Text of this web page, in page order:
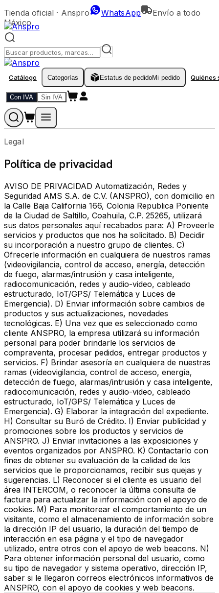
Tienda oficial · Anspro WhatsApp
Envío a todo
México
Catálogo Categorías Estatus de pedidoMi pedido Quiénes
Con IVA Sin IVA
Legal
Política de privacidad
AVISO DE PRIVACIDAD Automatización, Redes y
Seguridad AMS S.A. de C.V. (ANSPRO), con domicilio en
la Calle Baja California 166, Colonia Republica Poniente
de la Ciudad de Saltillo, Coahuila, C.P. 25265, utilizará
sus datos personales aquí recabados para: A) Proveerle
servicios y productos que nos ha solicitado. B) Decidir
su incorporación a nuestro grupo de clientes. C)
Ofrecerle información en cualquiera de nuestros ramas
(videovigilancia, control de acceso, energía, detección
de fuego, alarmas/intrusión y casa inteligente,
radiocomunicación, redes y audio-video, cableado
estructurado, IoT/GPS/ Telemática y Luces de
Emergencia). D) Enviar información sobre cambios de
productos y sus actualizaciones, novedades
tecnológicas. E) Una vez que es seleccionado como
cliente ANSPRO, la empresa utilizará su información
personal para poder brindarle los servicios de
compraventa, procesar pedidos, entregar productos y
servicios. F) Brindar asesoría en cualquiera de nuestras
ramas (videovigilancia, control de acceso, energía,
detección de fuego, alarmas/intrusión y casa inteligente,
radiocomunicación, redes y audio-video, cableado
estructurado, IoT/GPS/ Telemática y Luces de
Emergencia). G) Elaborar la integración del expediente.
H) Consultar su Buró de Crédito. I) Enviar publicidad y
promociones sobre los productos y servicios de
ANSPRO. J) Enviar invitaciones a las exposiciones y
eventos organizados por ANSPRO. K) Contactarlo con
fines de obtener su evaluación de la calidad de los
servicios que le proporcionamos, recibir sus quejas y
sugerencias. L) Reconocer si el cliente es usuario del
área INTERCOM, o reconocer la última consulta de
factura para actualizar la información con el apoyo de
cookies. M) Para monitorear el comportamiento de un
visitante, como el almacenamiento de información sobre
la dirección IP del usuario, la duración del tiempo de
interacción en esa página y el tipo de navegador
utilizado, entre otros con el apoyo de web beacons. N)
Para obtener información personal del usuario, como
su tipo de navegador y sistema operativo, dirección IP,
saber si le llegaron correos electrónicos informativos de
ANSPRO, con el apoyo de cookies y web beacons.